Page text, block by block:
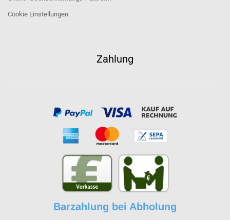
Cookie Einstellungen
Zahlung
Barzahlung bei Abholung